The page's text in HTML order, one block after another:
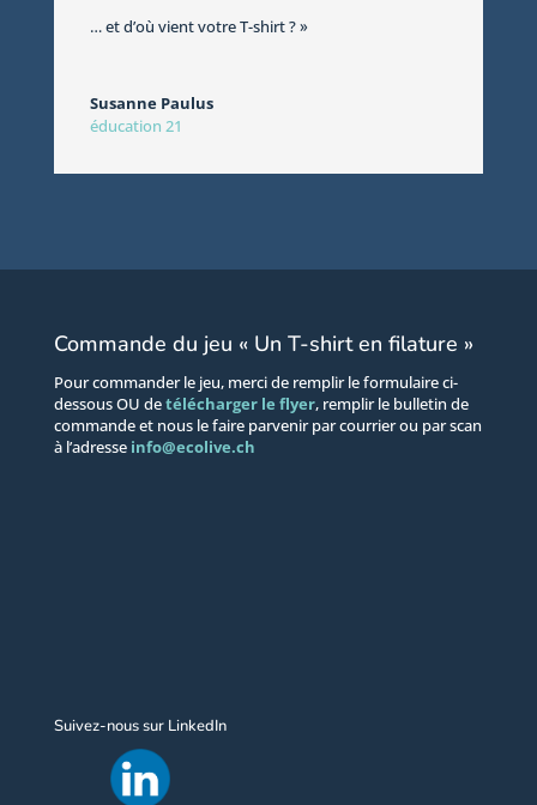
… et d’où vient votre T-shirt ? »
Susanne Paulus
éducation 21
Commande du jeu « Un T-shirt en filature »
Pour commander le jeu, merci de remplir le formulaire ci-
dessous OU detélécharger le flyer, remplir le bulletin de
commande et nous le faire parvenir par courrier ou par scan
à l’adresse info@ecolive.ch
Suivez-nous sur LinkedIn